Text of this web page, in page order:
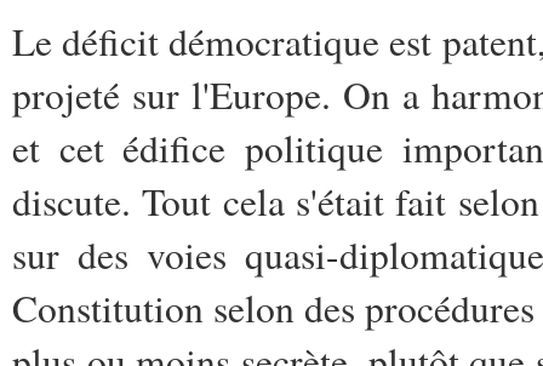
Le déficit démocratique est
projeté sur l'Europe. On a
et cet édifice politique
discute. Tout cela s'était fait
sur des voies quasi-
Constitution selon des